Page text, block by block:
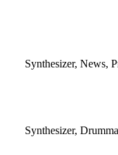
Synthesizer, News,
Synthesizer,